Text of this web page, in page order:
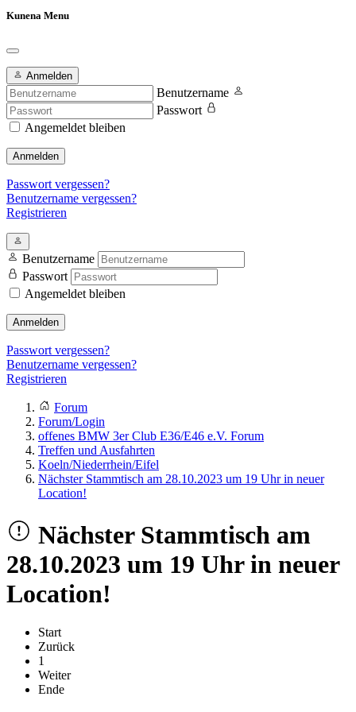
Kunena Menu
Anmelden
Benutzername
Passwort
Angemeldet bleiben
Anmelden
Passwort vergessen?
Benutzername vergessen?
Registrieren
Benutzername
Passwort
Angemeldet bleiben
Anmelden
Passwort vergessen?
Benutzername vergessen?
Registrieren
Forum
Forum/Login
offenes BMW 3er Club E36/E46 e.V. Forum
Treffen und Ausfahrten
Koeln/Niederrhein/Eifel
Nächster Stammtisch am 28.10.2023 um 19 Uhr in neuer
Location!
Nächster Stammtisch am
28.10.2023 um 19 Uhr in neuer
Location!
Start
Zurück
1
Weiter
Ende